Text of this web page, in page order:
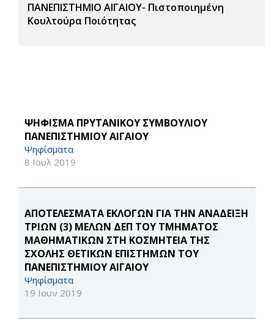
ΠΑΝΕΠΙΣΤΗΜΙΟ ΑΙΓΑΙΟΥ- Πιστοποιημένη
Κουλτούρα Ποιότητας
ΨΗΦΙΣΜΑ ΠΡΥΤΑΝΙΚΟΥ ΣΥΜΒΟΥΛΙΟΥ
ΠΑΝΕΠΙΣΤΗΜΙΟΥ ΑΙΓΑΙΟΥ
Ψηφίσματα
8 Ιουλ 2019
ΑΠΟΤΕΛΕΣΜΑΤΑ ΕΚΛΟΓΩΝ ΓΙΑ ΤΗΝ ΑΝΑΔΕΙΞΗ
ΤΡΙΩΝ (3) ΜΕΛΩΝ ΔΕΠ ΤΟΥ ΤΜΗΜΑΤΟΣ
ΜΑΘΗΜΑΤΙΚΩΝ ΣΤΗ ΚΟΣΜΗΤΕΙΑ ΤΗΣ
ΣΧΟΛΗΣ ΘΕΤΙΚΩΝ ΕΠΙΣΤΗΜΩΝ ΤΟΥ
ΠΑΝΕΠΙΣΤΗΜΙΟΥ ΑΙΓΑΙΟΥ
Ψηφίσματα
19 Ιουν 2019